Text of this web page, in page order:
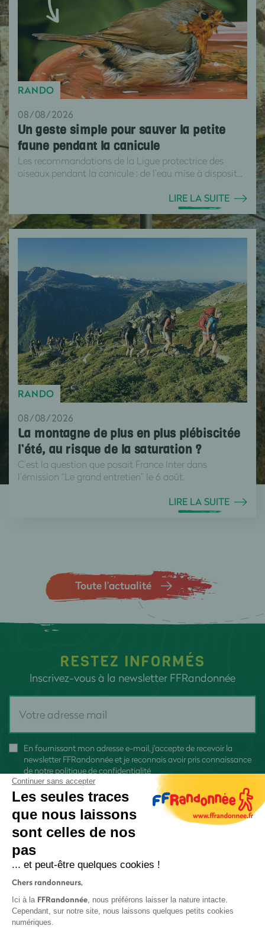
RANDO
08/08/2026
Un geste simple pour sauver la petite
faune pendant la canicule
Les recommandations de la Ligue protectrice des
oiseaux pendant la canicule : de l’eau mise à disposit...
LIRE LA SUITE
RANDO
08/08/2026
La montagne de plus en plus plébiscitée
l’été, au risque de la saturation ?
C’est la question que posait France Inter dans
l’émission “Le grand entretien” le 6 août.
LIRE LA SUITE
Toute l’actualité
RESTEZ INFORMÉS
Inscrivez-vous à la newsletter FFRandonnée
En fournissant mon adresse e-mail, j'accepte de recevoir la
newsletter FFRandonnée et je reconnais avoir pris connaissance
de notre politique de confidentialité
Continuer sans accepter
Les seules traces
que nous laissons
sont celles de nos
pas
... et peut-être quelques cookies !
Chers randonneurs,
Ici à la FFRandonnée, nous préférons laisser la nature intacte.
Cependant, sur notre site, nous laissons quelques petits cookies
numériques.